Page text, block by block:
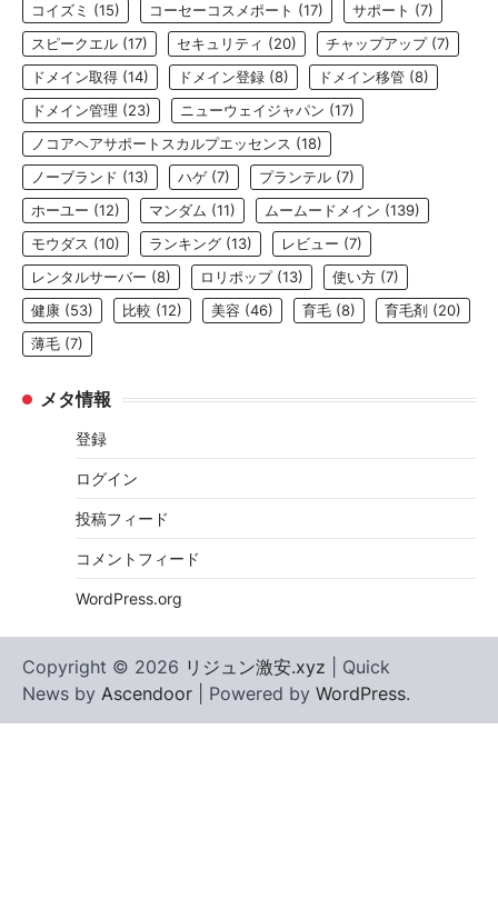
コイズミ (15) コーセーコスメポート (17) サポート (7)
スピークエル (17) セキュリティ (20) チャップアップ(7)
ドメイン取得 (14) ドメイン登録 (8) ドメイン移管 (8)
ドメイン管理 (23) ニューウェイジャパン (17)
ノコアヘアサポートスカルプエッセンス (18)
ノーブランド (13) ハゲ (7) プランテル (7)
ホーユー (12) マンダム (11) ムームードメイン (139)
モウダス (10) ランキング (13) レビュー (7)
レンタルサーバー (8) ロリポップ(13) 使い方 (7)
健康 (53) 比較 (12) 美容 (46) 育毛 (8) 育毛剤 (20)
薄毛 (7)
メタ情報
登録
ログイン
投稿フィード
コメントフィード
WordPress.org
Copyright © 2026 リジュン激安.xyz | Quick
News by Ascendoor | Powered by WordPress.